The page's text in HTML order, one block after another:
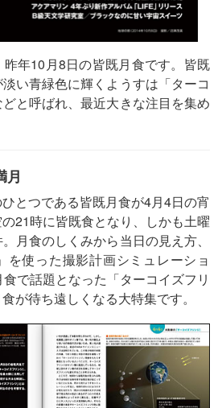
年10月8日の皆既月食です。皆既
い青緑色に輝くようすは「ターコ
と呼ばれ、最近大きな注目を集め
月
とつである皆既月食が4月4日の宵
21時に皆既食となり、しかも土曜
月食のしくみから当日の見え方、
を使った撮影計画シミュレーショ
で話題となった「ターコイズフリ
が待ち遠しくなる大特集です。